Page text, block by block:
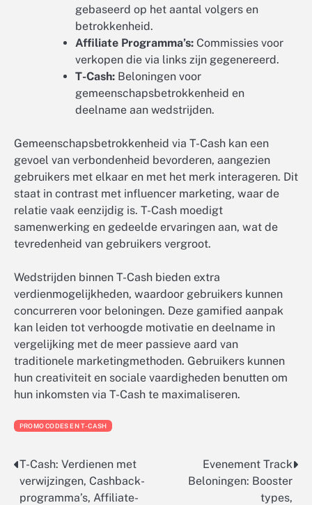
gebaseerd op het aantal volgers en
betrokkenheid.
Affiliate Programma’s: Commissies voor
verkopen die via links zijn gegenereerd.
T-Cash: Beloningen voor
gemeenschapsbetrokkenheid en
deelname aan wedstrijden.
Gemeenschapsbetrokkenheid via T-Cash kan een
gevoel van verbondenheid bevorderen, aangezien
gebruikers met elkaar en met het merk interageren. Dit
staat in contrast met influencer marketing, waar de
relatie vaak eenzijdig is. T-Cash moedigt
samenwerking en gedeelde ervaringen aan, wat de
tevredenheid van gebruikers vergroot.
Wedstrijden binnen T-Cash bieden extra
verdienmogelijkheden, waardoor gebruikers kunnen
concurreren voor beloningen. Deze gamified aanpak
kan leiden tot verhoogde motivatie en deelname in
vergelijking met de meer passieve aard van
traditionele marketingmethoden. Gebruikers kunnen
hun creativiteit en sociale vaardigheden benutten om
hun inkomsten via T-Cash te maximaliseren.
PROMO CODES EN T-CASH
Post
navigation
T-Cash: Verdienen met
verwijzingen, Cashback-
programma’s, Affiliate-
Evenement Track
Beloningen: Booster
types,